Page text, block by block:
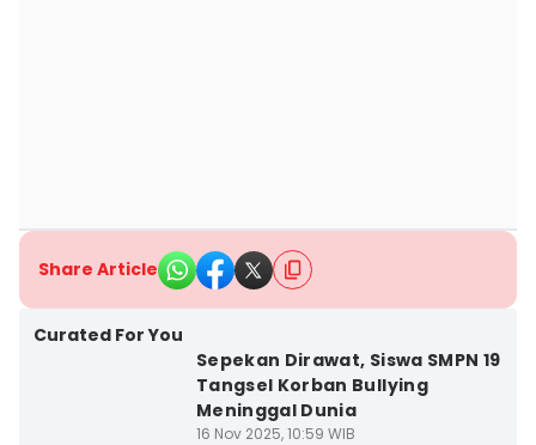
Share Article
Curated For You
Sepekan Dirawat, Siswa SMPN 19
Tangsel Korban Bullying
Meninggal Dunia
16 Nov 2025, 10:59 WIB